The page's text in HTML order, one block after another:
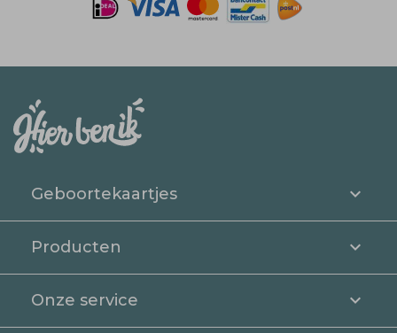
Geboortekaartjes
Producten
Onze service